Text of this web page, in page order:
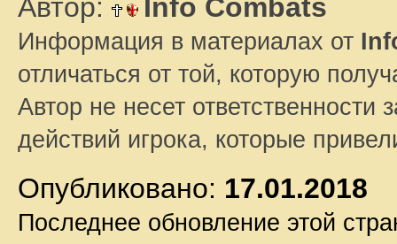
Автор: Info Combats
Информация в материалах от
отличаться от той, которую
Автор не несет
действий игрока, которые
Опубликовано: 17.01.2018
Последнее обновление этой